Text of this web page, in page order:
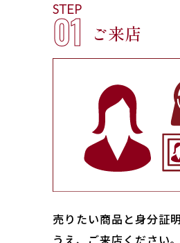
STEP
01 ご来店
売りたい商品と身分証
うえ、ご来店ください｡